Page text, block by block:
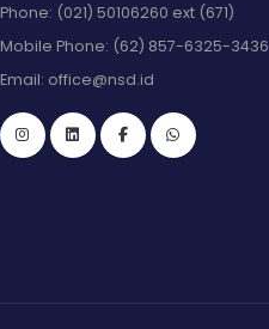
Phone: (021) 50106260 ext (671)
Mobile Phone: (62) 857-6325-3436
Email: office@nsd.id